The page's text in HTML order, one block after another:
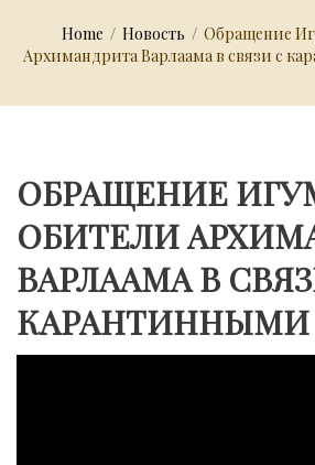
Home / Новость / Обращение
Архимандрита Варлаама в связи с
ОБРАЩЕНИЕ
ОБИТЕЛИ
ВАРЛААМА В